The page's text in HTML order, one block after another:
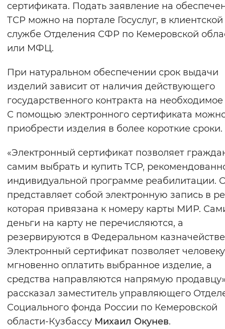
сертификата. Подать заявление на
ТСР можно на портале Госуслуг, в клиентской
службе Отделения СФР по Кемеровской
или МФЦ.
При натуральном обеспечении срок выдачи
изделий зависит от наличия действующего
государственного контракта на
С помощью электронного сертификата
приобрести изделия в более короткие сроки.
«Электронный сертификат позволяет
самим выбрать и купить ТСР,
индивидуальной программе реабилитации.
представляет собой электронную запись в
которая привязана к номеру карты МИР.
деньги на карту не перечисляются, а
резервируются в Федеральном
Электронный сертификат позволяет человеку
мгновенно оплатить выбранное изделие, а
средства направляются напрямую
рассказал заместитель управляющего
Социального фонда России по Кемеровской
области-Кузбассу Михаил Окунев.